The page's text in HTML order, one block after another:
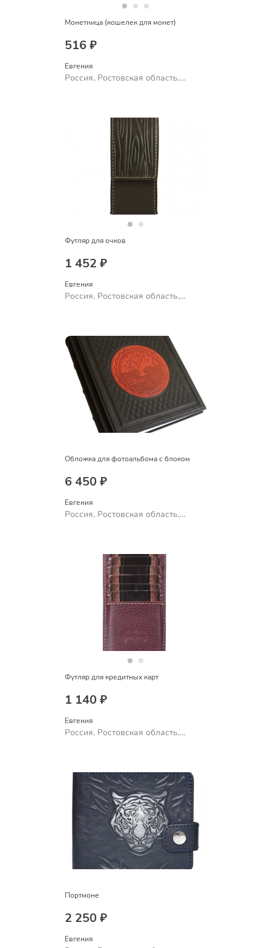
Монетница (кошелек для монет)
516 ₽
Евгения
Россия, Ростовская область,
Футляр для очков
1 452 ₽
Евгения
Россия, Ростовская область,
Обложка для фотоальбома с блоком
6 450 ₽
Евгения
Россия, Ростовская область,
Футляр для кредитных карт
1 140 ₽
Евгения
Россия, Ростовская область,
Портмоне
2 250 ₽
Евгения